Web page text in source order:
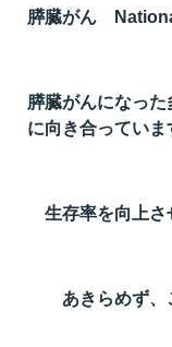
膵臓がん
膵臓がんになっ
に向き合っていま
生存率を向上さ
あきらめず、